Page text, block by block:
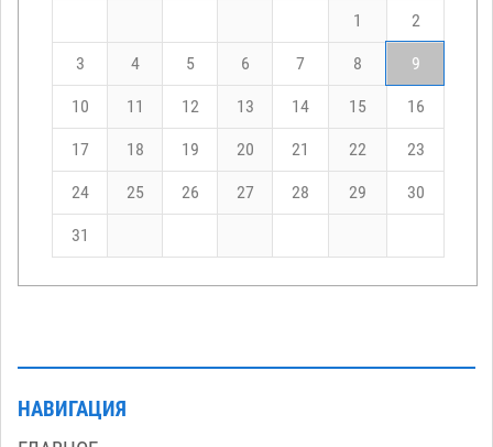
1 2
3 4 5 6 7 8 9
10 11 12 13 14 15 16
17 18 19 20 21 22 23
24 25 26 27 28 29 30
31
НАВИГАЦИЯ